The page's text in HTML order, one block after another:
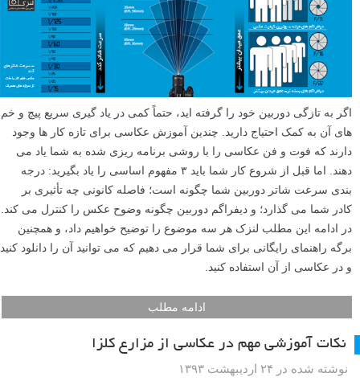
اگر به تازگی دوربین خود را گرفته اید، حتماً کمی در یاد گیری سریع پیچ و خم
های آن به کمک احتیاج دارید. چندین آموزش عکاسی برای تازه کار ها وجود
دارند که فوت و فن عکاسی را با روشی برنامه ریزی شده به شما یاد می
دهند. اما قبل از شروع کار شما باید ۳ مفهوم اساسی را یاد بگیرید: درجه
بندی سرعت شاتر دوربین شما چگونه است؛ فاصله کانونی چه تأثیری بر
کادر شما می گذارد؛ و دیفراگم دوربین چگونه وضوح عکس را کنترل می کند.
در ادامه این مطلب لنزک هر سه موضوع را توضیح خواهیم داد، و همچنین
برگه راهنمای رایگانی برای شما قرار می دهیم که می توانید آن را دانلود کنید
و در عکاسی از آن استفاده کنید.
ادامه مطلب
نکات آموزشی مهم در عکاسی از مزارع کلزا
نوشته شده در ۲۴ اردیبهشت ۱۳۹۳